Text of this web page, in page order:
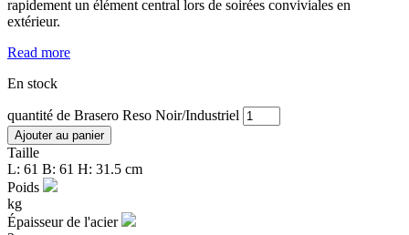
rapidement un élément central lors de soirées conviviales en
extérieur.
Read more
En stock
quantité de Brasero Reso Noir/Industriel
Ajouter au panier
Taille
L: 61 B: 61 H: 31.5 cm
Poids
kg
Épaisseur de l'acier